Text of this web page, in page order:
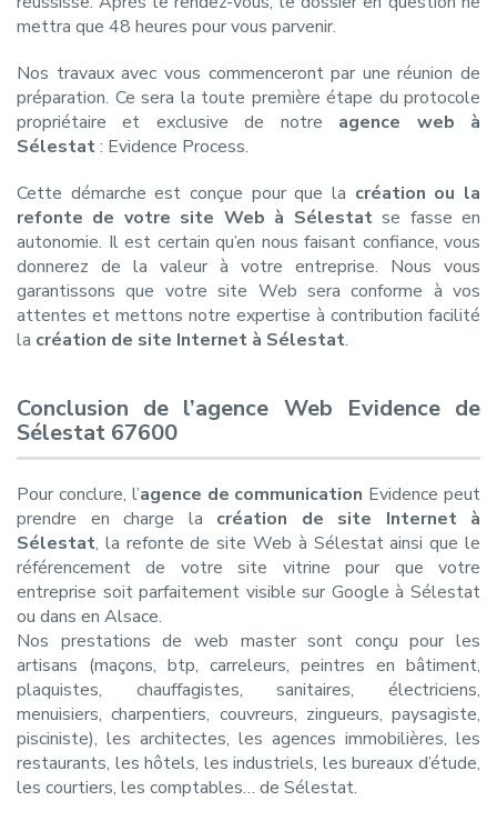
mettra que 48 heures pour vous parvenir.
Nos travaux avec vous commenceront par une réunion de
préparation. Ce sera la toute première étape du protocole
propriétaire et exclusive de notre agence web à
Sélestat: Evidence Process.
Cette démarche est conçue pour que la création ou la
refonte de votre site Web à Sélestatse fasse en
autonomie. Il est certain qu’en nous faisant confiance, vous
donnerez de la valeur à votre entreprise. Nous vous
garantissons que votre site Web sera conforme à vos
attentes et mettons notre expertise à contribution facilité
la création de site Internet à Sélestat.
Conclusion de l’agence Web Evidence de
Sélestat 67600
Pour conclure, l’agence de communication Evidence peut
prendre en charge la création de site Internet à
Sélestat, la refonte de site Web à Sélestat ainsi que le
référencement de votre site vitrine pour que votre
entreprise soit parfaitement visible sur Google à Sélestat
ou dans en Alsace.
Nos prestations de web master sont conçu pour les
artisans (maçons, btp, carreleurs, peintres en bâtiment,
plaquistes, chauffagistes, sanitaires, électriciens,
menuisiers, charpentiers, couvreurs, zingueurs, paysagiste,
pisciniste), les architectes, les agences immobilières, les
restaurants, les hôtels, les industriels, les bureaux d’étude,
les courtiers, les comptables… de Sélestat.